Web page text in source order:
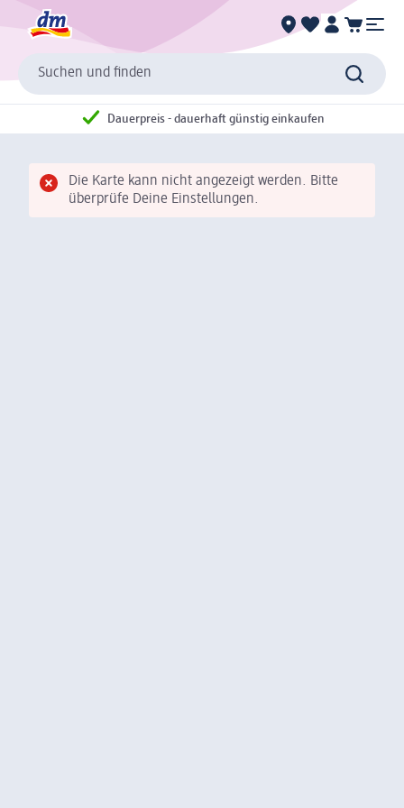
Suchen und finden
Dauerpreis - dauerhaft günstig einkaufen
Die Karte kann nicht angezeigt werden. Bitte
überprüfe Deine Einstellungen.